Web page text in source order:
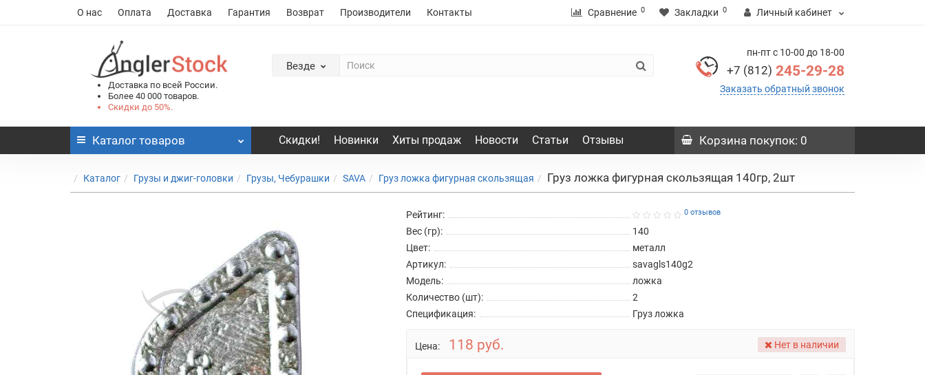
О нас Оплата Доставка Гарантия Возврат Производители Контакты Сравнение 0 Закладки 0 Личный кабинет
Доставка по всей России.
Более 40 000 товаров.
Скидки до 50%.
Везде
пн-пт с 10-00 до 18-00
+7 (812) 245-29-28
Заказать обратный звонок
Каталог товаров Скидки! Новинки Хиты продаж Новости Статьи Отзывы Корзина покупок: 0
Каталог Грузы и джиг-головки Грузы, Чебурашки SAVA Груз ложка фигурная скользящая Груз ложка фигурная скользящая 140гр, 2шт
Рейтинг: 0 отзывов
Вес (гр):
140
Цвет:
металл
Артикул:
savagls140g2
Модель:
ложка
Количество (шт):
2
Спецификация:
Груз ложка
Цена: 118 руб. Нет в наличии